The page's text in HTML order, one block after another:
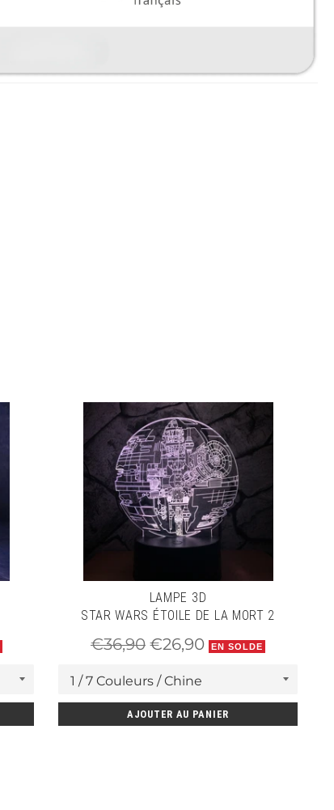
LAMPE 3D
STAR WARS ÉTOILE DE LA MORT 2
Prix
€36,90 Prix
€26,90 EN SOLDE
AJOUTER AU PANIER